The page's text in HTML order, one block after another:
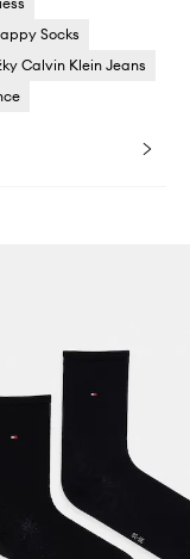
Socks
Calvin Klein Jeans